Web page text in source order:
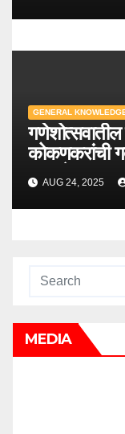
GENERAL
कोकणकरांची
आव्हाने
AUG 24, 2025
MEDIA